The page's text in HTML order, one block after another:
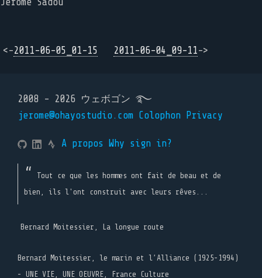
<-2011-06-05_01-15 2011-06-04_09-11->
2008 - 2026 ウェボゴン ࿐
jerome@ohayostudio.com Colophon Privacy
A propos Why sign in?
Tout ce que les hommes ont fait de beau et de
bien, ils l'ont construit avec leurs rêves...
Bernard Moitessier, La longue route
Bernard Moitessier, le marin et l’Alliance (1925-1994)
- UNE VIE, UNE OEUVRE, France Culture